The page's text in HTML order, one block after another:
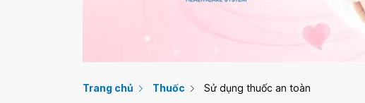
Trang chủ Thuốc Sử dụng thuốc an toàn